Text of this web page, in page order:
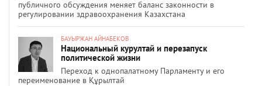
публичного обсуждения меняет баланс законности в
регулировании здравоохранения Казахстана
БАУЫРЖАН АЙНАБЕКОВ
Национальный курултай и перезапуск
политической жизни
Переход к однопалатному Парламенту и его
переименование в Құрылтай